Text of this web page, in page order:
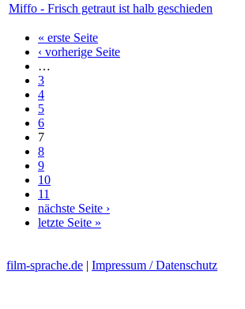
Miffo - Frisch getraut ist halb geschieden
« erste Seite
‹ vorherige Seite
…
3
4
5
6
7
8
9
10
11
nächste Seite ›
letzte Seite »
film-sprache.de | Impressum / Datenschutz